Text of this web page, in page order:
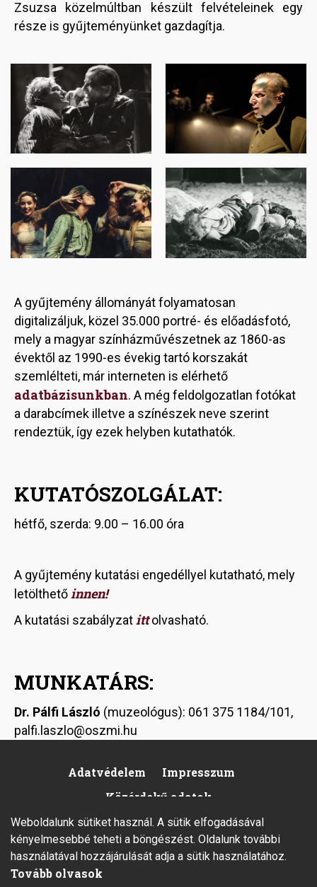
Zsuzsa közelmúltban készült felvételeinek egy
része is gyűjteményünket gazdagítja.
Image Image
Image Image
A gyűjtemény állományát folyamatosan
digitalizáljuk, közel 35.000 portré- és előadásfotó,
mely a magyar színházművészetnek az 1860-as
évektől az 1990-es évekig tartó korszakát
szemlélteti, már interneten is elérhető
adatbázisunkban. A még feldolgozatlan fotókat
a darabcímek illetve a színészek neve szerint
rendeztük, így ezek helyben kutathatók.
KUTATÓSZOLGÁLAT:
hétfő, szerda: 9.00 – 16.00 óra
A gyűjtemény kutatási engedéllyel kutatható, mely
letölthetőinnen!
A kutatási szabályzatitt olvasható.
MUNKATÁRS:
Dr. Pálfi László (muzeológus): 061 375 1184/101,
palfi.laszlo@oszmi.hu
Footer
Adatvédelem
Impresszum
Közérdekű adatok
Weboldalunk sütiket használ. A sütik elfogadásával
kényelmesebbé teheti a böngészést. Oldalunk további
használatával hozzájárulását adja a sütik használatához.
Tovább olvasok